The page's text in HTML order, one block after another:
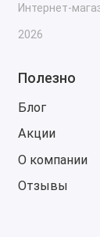
Интернет-
2026
Полезно
Блог
Акции
О компании
Отзывы